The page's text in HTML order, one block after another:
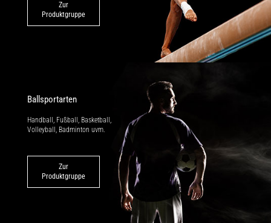
Zur
Produktgruppe
Ballsportarten
Handball, Fußball, Basketball,
Volleyball, Badminton uvm.
Zur
Produktgruppe